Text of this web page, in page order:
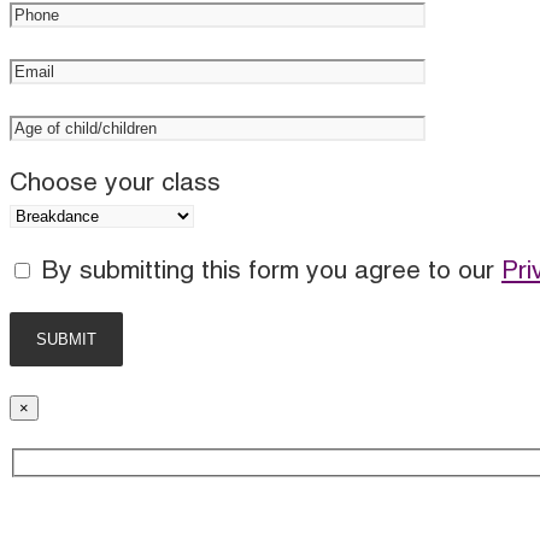
Choose your class
By submitting this form you agree to our
×